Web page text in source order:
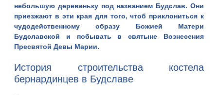
небольшую деревеньку под названием Будслав. Они
приезжают в эти края для того, чтоб приклониться к
чудодейственному образу Божией Матери
Будславской и побывать в святыне Вознесения
Пресвятой Девы Марии.
История строительства костела
бернардинцев в Будславе